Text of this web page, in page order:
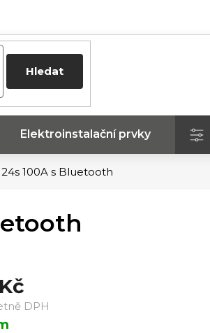
Hledat
Elektroinstalační prvky
100A s Bluetooth
DPH